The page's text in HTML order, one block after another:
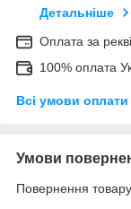
Детальніше
Оплата за
100% оплата
Всі умови оплати
Умови
Повернення